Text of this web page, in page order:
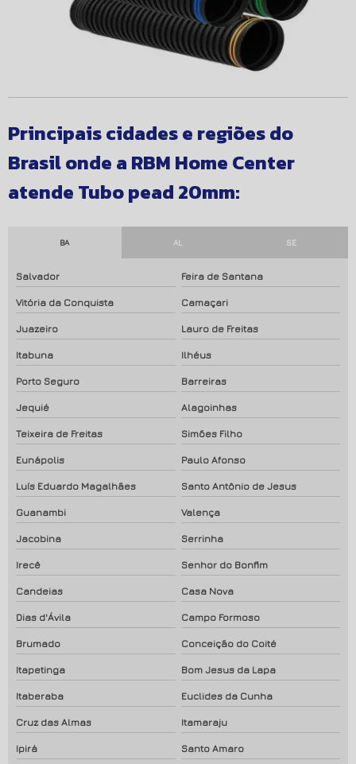
Principais cidades e regiões do
Brasil onde a RBM Home Center
atende Tubo pead 20mm:
BA AL SE
Salvador Feira de Santana
Vitória da Conquista Camaçari
Juazeiro Lauro de Freitas
Itabuna Ilhéus
Porto Seguro Barreiras
Jequié Alagoinhas
Teixeira de Freitas Simões Filho
Eunápolis Paulo Afonso
Luís Eduardo Magalhães Santo Antônio de Jesus
Guanambi Valença
Jacobina Serrinha
Irecê Senhor do Bonfim
Candeias Casa Nova
Dias d'Ávila Campo Formoso
Brumado Conceição do Coité
Itapetinga Bom Jesus da Lapa
Itaberaba Euclides da Cunha
Cruz das Almas Itamaraju
Ipirá Santo Amaro